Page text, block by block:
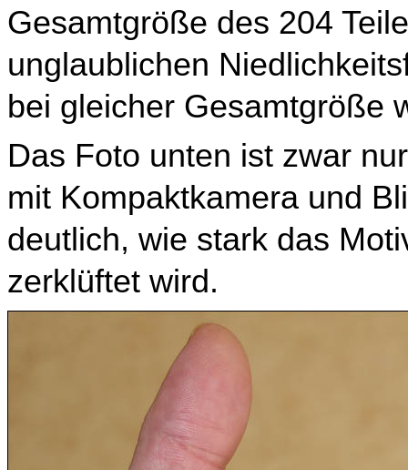
Gesamtgröße des 204
unglaublichen
bei gleicher Gesamtgröße
Das Foto unten ist zwar
mit Kompaktkamera und
deutlich, wie stark das
zerklüftet wird.